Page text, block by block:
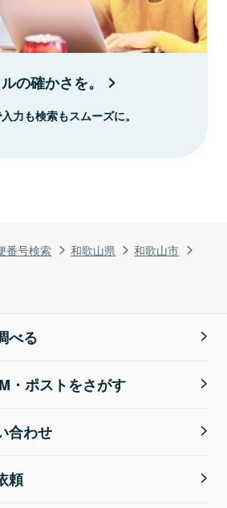
番号検索 和歌山県
和歌山市
の確かさを。
力も検索もスムーズに。
べる
・ポストをさがす
合わせ
頼